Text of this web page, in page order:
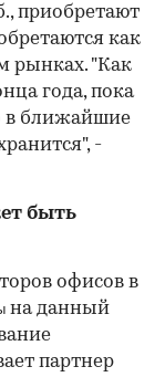
приобретают
как
рынках. "Как
года, пока
в ближайшие
-
быть
офисов в
на данный
партнер